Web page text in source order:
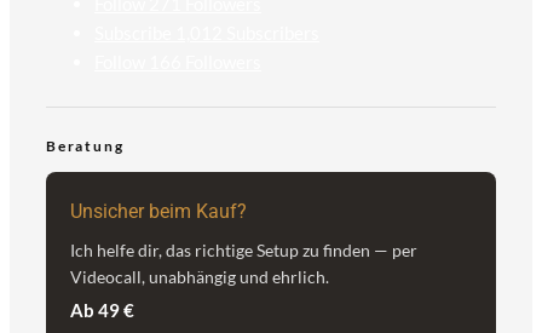
Beratung
Unsicher beim Kauf?
Ich helfe dir, das richtige Setup zu finden — per
Videocall, unabhängig und ehrlich.
Ab 49 €